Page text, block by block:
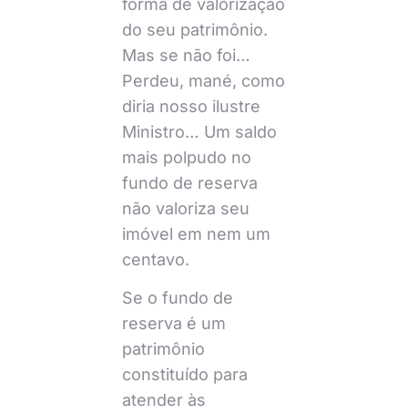
do seu patrimônio.
Mas se não foi…
Perdeu, mané, como
diria nosso ilustre
Ministro… Um saldo
mais polpudo no
fundo de reserva
não valoriza seu
imóvel em nem um
centavo.
Se o fundo de
reserva é um
patrimônio
constituído para
atender às